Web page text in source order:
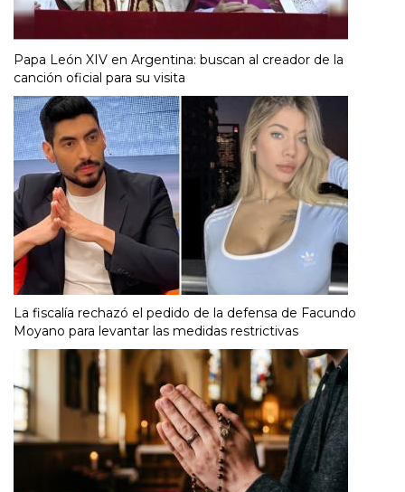
Papa León XIV en Argentina: buscan al creador de la
canción oficial para su visita
La fiscalía rechazó el pedido de la defensa de Facundo
Moyano para levantar las medidas restrictivas